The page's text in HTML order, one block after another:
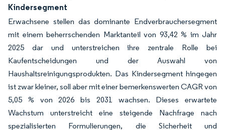
Kindersegment
Erwachsene stellen das dominante Endverbrauchersegment
mit einem beherrschenden Marktanteil von 93,42 % im Jahr
2025 dar und unterstreichen ihre zentrale Rolle bei
Kaufentscheidungen und der Auswahl von
Haushaltsreinigungsprodukten. Das Kindersegment hingegen
ist zwar kleiner, soll aber mit einer bemerkenswerten CAGR von
5,05 % von 2026 bis 2031 wachsen. Dieses erwartete
Wachstum unterstreicht eine steigende Nachfrage nach
spezialisierten Formulierungen, die Sicherheit und